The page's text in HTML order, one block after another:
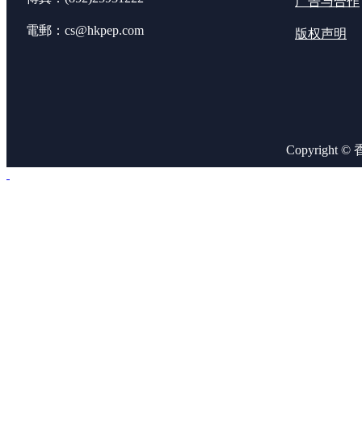
電郵：cs@hkpep.com 版权声明
Copyright ©